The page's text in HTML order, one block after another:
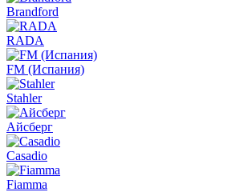
Brandford
RADA
FM (Испания)
Stahler
Айсберг
Casadio
Fiamma